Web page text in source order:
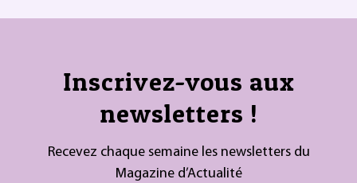
Inscrivez-vous aux
newsletters !
Recevez chaque semaine les newsletters du
Magazine d’Actualité